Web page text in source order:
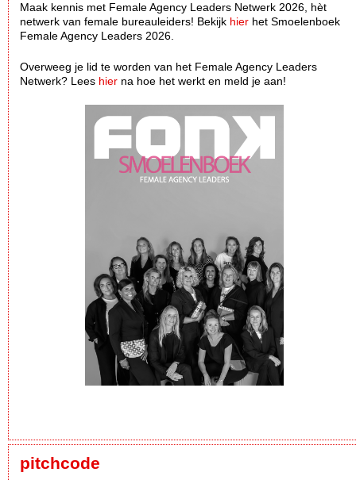
Maak kennis met Female Agency Leaders Netwerk 2026, hèt
netwerk van female bureauleiders! Bekijk hier het Smoelenboek
Female Agency Leaders 2026.
Overweeg je lid te worden van het Female Agency Leaders
Netwerk? Lees hier na hoe het werkt en meld je aan!
pitchcode